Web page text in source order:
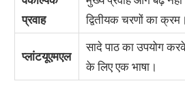
प्रवाह
द्वितीयक चरणों का क्रम।
प्लांटयूएमएल
सादे पाठ का उपयोग
के लिए एक भाषा।